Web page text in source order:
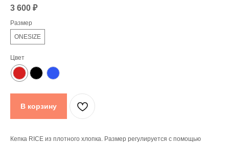
3 600 ₽
Размер
ONESIZE
Цвет
В корзину
Кепка RICE из плотного хлопка. Размер регулируется с помощью